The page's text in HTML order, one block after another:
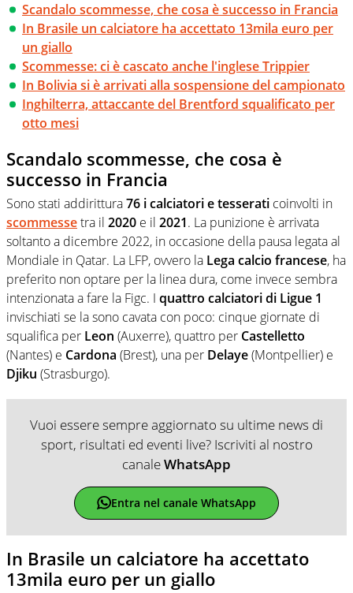
Scandalo scommesse, che cosa è successo in Francia
In Brasile un calciatore ha accettato 13mila euro per
un giallo
Scommesse: ci è cascato anche l'inglese Trippier
In Bolivia si è arrivati alla sospensione del campionato
Inghilterra, attaccante del Brentford squalificato per
otto mesi
Scandalo scommesse, che cosa è
successo in Francia
Sono stati addirittura76 i calciatori e tesserati coinvolti in
scommessetra il 2020 e il 2021. La punizione è arrivata
soltanto a dicembre 2022, in occasione della pausa legata al
Mondiale in Qatar. La LFP, ovvero la Lega calcio francese, ha
preferito non optare per la linea dura, come invece sembra
intenzionata a fare la Figc. I quattro calciatori di Ligue 1
invischiati se la sono cavata con poco: cinque giornate di
squalifica per Leon (Auxerre), quattro per Castelletto
(Nantes) e Cardona (Brest), una per Delaye(Montpellier) e
Djiku (Strasburgo).
Vuoi essere sempre aggiornato su ultime news di
sport, risultati ed eventi live? Iscriviti al nostro
canaleWhatsApp
Entra nel canale WhatsApp
In Brasile un calciatore ha accettato
13mila euro per un giallo